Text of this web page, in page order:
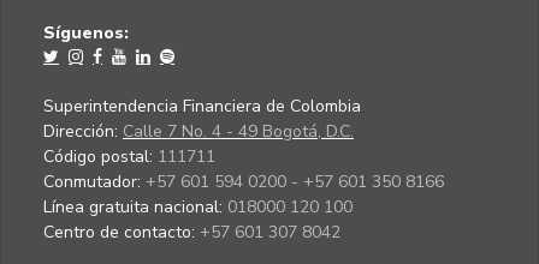
Síguenos:
Superintendencia Financiera de Colombia
Dirección: Calle 7 No. 4 - 49 Bogotá, D.C.
Código postal: 111711
Conmutador: +57 601 594 0200 - +57 601 350 8166
Línea gratuita nacional: 018000 120 100
Centro de contacto: +57 601 307 8042